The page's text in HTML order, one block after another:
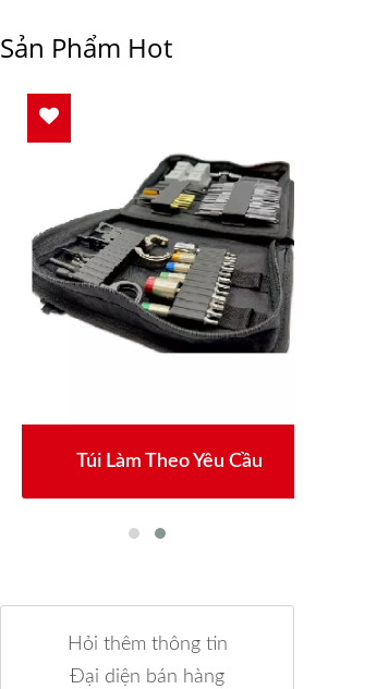
Sản Phẩm Hot
Túi Làm Theo Yêu Cầu
Hỏi thêm thông tin
Đại diện bán hàng